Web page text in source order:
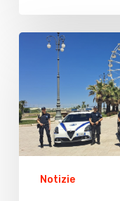
Minorenne
tirapugni
e
coltelli
Notizie